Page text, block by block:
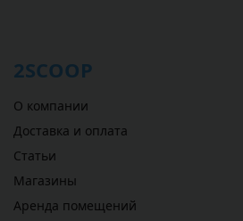
2SCOOP
О компании
Доставка и оплата
Статьи
Магазины
Аренда помещений